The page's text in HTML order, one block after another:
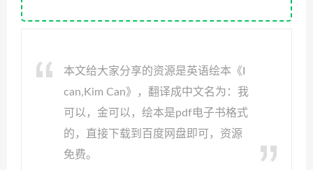
本文给大家分享的资源是英语绘本《I
can,Kim Can》，翻译成中文名为：我
可以，金可以，绘本是pdf电子书格式
的，直接下载到百度网盘即可，资源
免费。